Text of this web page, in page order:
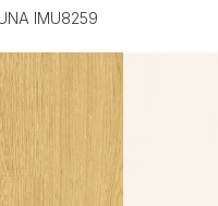
IMU8259